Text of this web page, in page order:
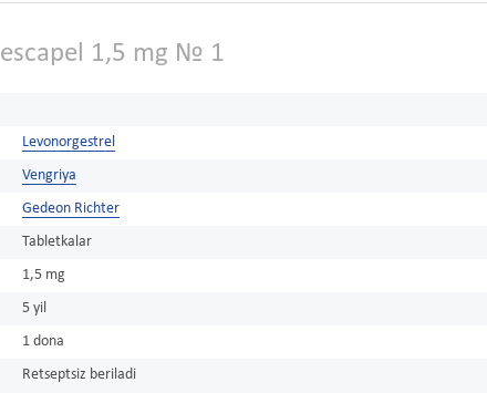
escapel 1,5 mg № 1
Levonorgestrel
Vengriya
Gedeon Richter
Tabletkalar
1,5 mg
5 yil
1 dona
Retseptsiz beriladi